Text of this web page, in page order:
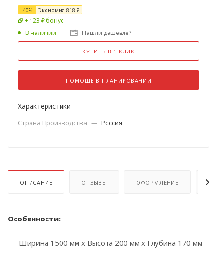
-40% Экономия 818 ₽
+ 123 ₽ бонус
В наличии
Нашли дешевле?
КУПИТЬ В 1 КЛИК
ПОМОЩЬ В ПЛАНИРОВАНИИ
Характеристики
Страна Производства — Россия
ОПИСАНИЕ ОТЗЫВЫ ОФОРМЛЕНИЕ
Особенности:
Ширина 1500 мм x Высота 200 мм x Глубина 170 мм